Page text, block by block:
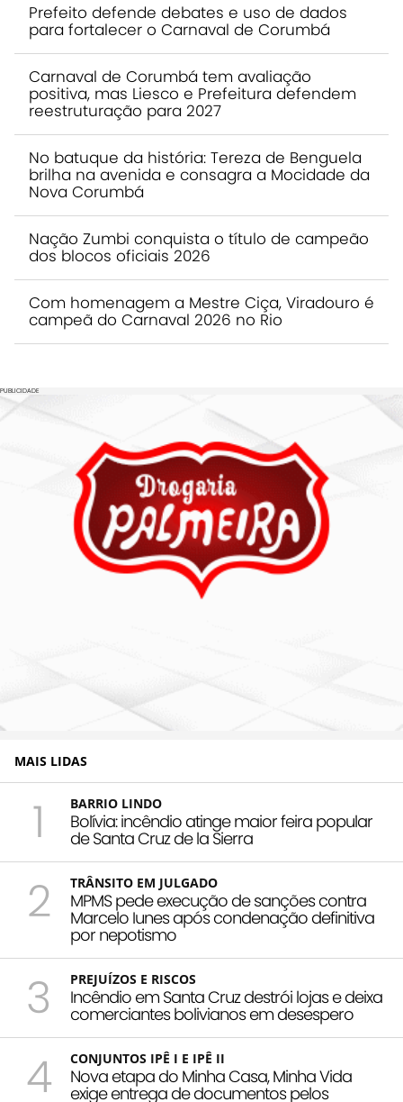
Prefeito defende debates e uso de dados
para fortalecer o Carnaval de Corumbá
Carnaval de Corumbá tem avaliação
positiva, mas Liesco e Prefeitura defendem
reestruturação para 2027
No batuque da história: Tereza de Benguela
brilha na avenida e consagra a Mocidade da
Nova Corumbá
Nação Zumbi conquista o título de campeão
dos blocos oficiais 2026
Com homenagem a Mestre Ciça, Viradouro é
campeã do Carnaval 2026 no Rio
PUBLICIDADE
MAIS LIDAS
1 BARRIO LINDO
Bolívia: incêndio atinge maior feira popular
de Santa Cruz de la Sierra
2 TRÂNSITO EM JULGADO
MPMS pede execução de sanções contra
Marcelo Iunes após condenação definitiva
por nepotismo
3 PREJUÍZOS E RISCOS
Incêndio em Santa Cruz destrói lojas e deixa
comerciantes bolivianos em desespero
4 CONJUNTOS IPÊ I E IPÊ II
Nova etapa do Minha Casa, Minha Vida
exige entrega de documentos pelos